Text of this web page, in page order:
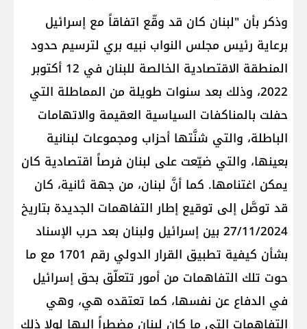
وذكر بأن "لبنان كان قد وقّع اتفاقاً مع إسرائيل
برعاية رئيس مجلس النواب نبيه بري لترسيم حدود
المنطقة الاقتصادية الخالصة للبنان في 12 أكتوبر
2022، وذلك بعد سنوات طويلة من المماطلة التي
حفلت بالمناكفات السياسية العقيمة والاتهامات
الباطلة، والتي شنَّتها أحزاب ومجموعات لبنانية
بعينها، والتي ضيّعت على لبنان فرصاً اقتصادية كان
يمكن اغتنامها. كما أنَّ لبنان، من جهة ثانية، كان
قد توصَّل إلى توقيع إطار التفاهمات الجديدة بتاريخ
27/11/2024 بين إسرائيل ولبنان بعد حرب الإسناد
بشأن كيفية تطبيق القرار الدولي رقم 1701 مع ما
حوت تلك التفاهمات من أمور تتعلّق بحق إسرائيل
في الدفاع عن نفسها، كما تعتقده هي، وهي
التفاهمات التي ما كان لبنان مضطراً إليها لولا ذلك